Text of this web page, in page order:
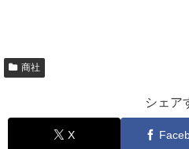
商社
シェア
X